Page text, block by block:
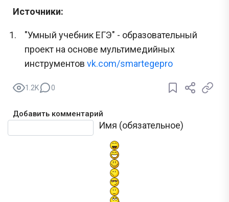
Источники:
"Умный учебник ЕГЭ" - образовательный
проект на основе мультимедийных
инструментовvk.com/smartegepro
1.2K 0
Добавить комментарий
Имя (обязательное)
Текст комментария